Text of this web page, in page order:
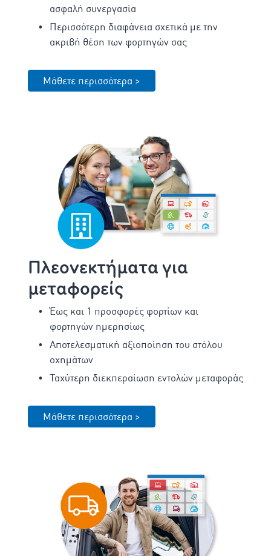
ασφαλή συνεργασία
Περισσότερη διαφάνεια σχετικά με την
ακριβή θέση των φορτηγών σας
Μάθετε περισσότερα >
Πλεονεκτήματα για
μεταφορείς
Έως και 1 προσφορές φορτίων και
φορτηγών ημερησίως
Αποτελεσματική αξιοποίηση του στόλου
οχημάτων
Ταχύτερη διεκπεραίωση εντολών μεταφοράς
Μάθετε περισσότερα >